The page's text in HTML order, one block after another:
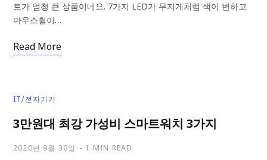
트가 엄청 큰 상품이네요. 7가지 LED가 무지게처럼 색이 변하고
마우스휠이…
Read More
IT/전자기기
3만원대 최강 가성비 스마트워치 3가지
2020년 9월 30일 1 MIN READ